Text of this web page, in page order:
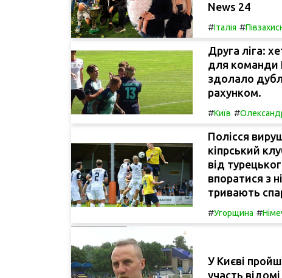
News 24
#Італія #
Друга ліга:
для команди
здолало
рахунком.
#Київ #
Полісся
кіпрський
від
впоратися з
тривають
#Угорщина #
У Києві
участь